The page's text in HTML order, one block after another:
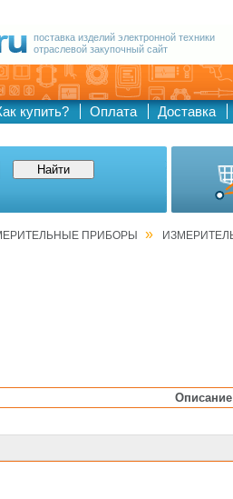
поставка изделий электронной техники
отраслевой закупочный сайт
купить? Оплата Доставка
ПРИБОРЫ »
Описание